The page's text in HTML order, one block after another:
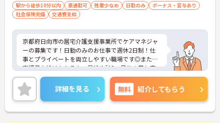
駅から徒歩10分以内 車通勤可 残業少なめ 日勤のみ
ボーナス・賞与あり
社会保険完備
交通費支給
京都府日向市の居宅介護支援事業所でケアマネジャ
ーの募集です！日勤のみのお仕事で週休2日制！仕
事とプライベートを両立しやすい職場です◎また、
交通費支給はもちろん、昇給や計3ヵ月分の賞与実
績ありで待遇面ばっちり！あなたの頑張りがしっか
り評価されます♪ご興味のある方は面接ポイントを
お伝えしますので、お気軽にご連絡ください！
詳細を見る 無料 紹介してもらう